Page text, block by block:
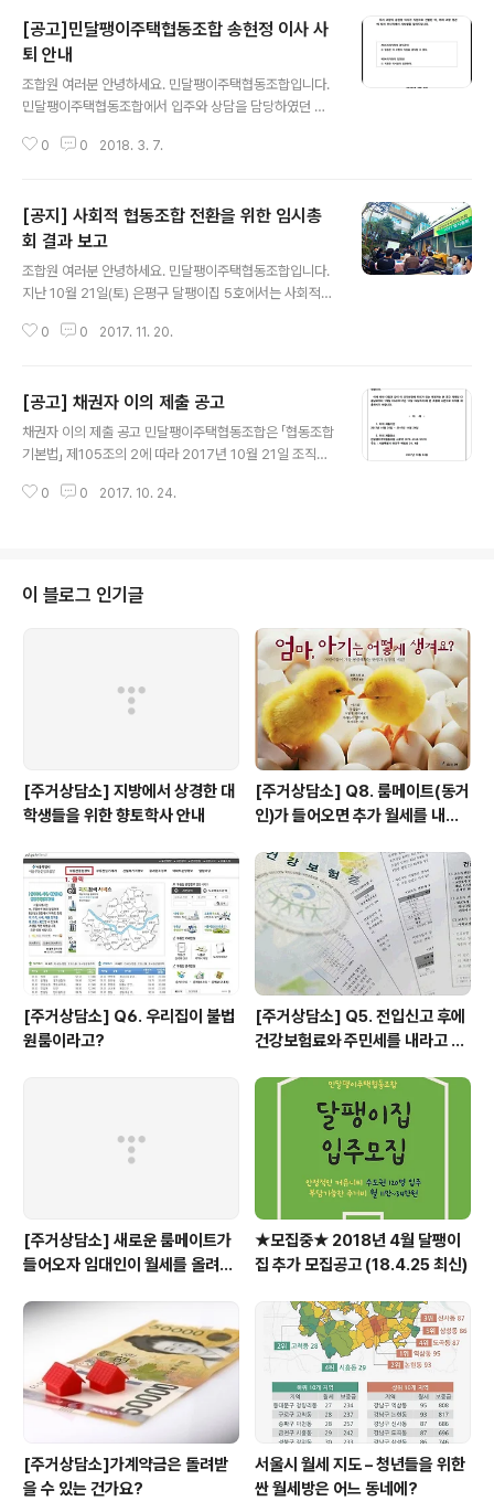
[공고]민달팽이주택협동조합 송현정 이사 사
퇴 안내
조합원 여러분 안녕하세요. 민달팽이주택협동조합입니다.
민달팽이주택협동조합에서 입주와 상담을 담당하였던 최
었습니다. 이에 따라 그 역할을 2017년 동안 함께 하였던
정 이사는 이사직을 내려놓고 민달팽이주택협동조합의 상
근활동가로 함께 할 예정입니다. 이에 따라 송현정 이사의
이사직 사퇴를 아래와 같이 안내합니다. [달팽이주택협동
조합 이사 사퇴 공고] 우리 조합의 송현정 이사가 직원으로
선발된 바, 아래 조합 정관에 따라 이사직에서 사퇴함을 알
려드립니다. 제53조(임직원의 겸직금지) ③ 임원은 이 조
0 0 2018. 3. 7.
[공지] 사회적 협동조합 전환을 위한 임시총
회 결과 보고
조합원 여러분 안녕하세요. 민달팽이주택협동조합입니다.
지난 10월 21일(토) 은평구 달팽이집 5호에서는 사회적
앞서 10월 18일(수)~20일(금)간 상정 의안에 대한 조합원
누는 시간을 가졌습니다. 우리 조합은 2017년 정기총회에
서 ‘사회적 협동조합 전환’을 주요 사업계획으로 의결하였
으며, 이에 따라 ‘사회적 협동조합 TF’가 구성되었으며, 조
환을 위한 준비를 해왔습니다. 약 6개월 간의 준비기간을
0 0 2017. 11. 20.
[공고] 채권자 이의 제출 공고
채권자 이의 제출 공고 민달팽이주택협동조합은 「협동조합
기본법」 제105조의 2에 따라 2017년 10월 21일 조직변
의결하였습니다. 이에 따라 다음과 같이 이 조직변경에 이
0월 25일 ~ 2017년 11월 24일 2. 이의 제출장소민달팽
이주택협동조합 사무국 (070-4148-9120)주소 : 서울특
별시 마포구 백범로 24, 4층 2017년 10월 24일 민달팽
0 0 2017. 10. 24.
이 블로그 인기글
[주거상담소] 지방에서 상경한 대
학생들을 위한 향토학사 안내
[주거상담소] Q8. 룸메이트(동거
인)가 들어오면 추가 월세를 내야
[주거상담소] Q6. 우리집이 불법
원룸이라고?
[주거상담소] Q5. 전입신고 후에
건강보험료와 주민세를 내라고 고
[주거상담소] 새로운 룸메이트가
들어오자 임대인이 월세를 올려달
★모집중★ 2018년 4월 달팽이
집 추가 모집공고 (18.4.25 최신)
[주거상담소]가계약금은 돌려받
을 수 있는 건가요?
서울시 월세 지도 – 청년들을 위한
싼 월세방은 어느 동네에?